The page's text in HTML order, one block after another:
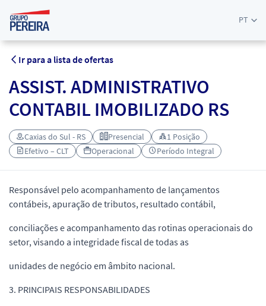
PT
Ir para a lista de ofertas
ASSIST. ADMINISTRATIVO
CONTABIL IMOBILIZADO RS
Caxias do Sul - RS Presencial
1 Posição
Efetivo – CLT
Operacional Período Integral
Responsável pelo acompanhamento de lançamentos
contábeis, apuração de tributos, resultado contábil,
conciliações e acompanhamento das rotinas operacionais do
setor, visando a integridade fiscal de todas as
unidades de negócio em âmbito nacional.
3. PRINCIPAIS RESPONSABILIDADES